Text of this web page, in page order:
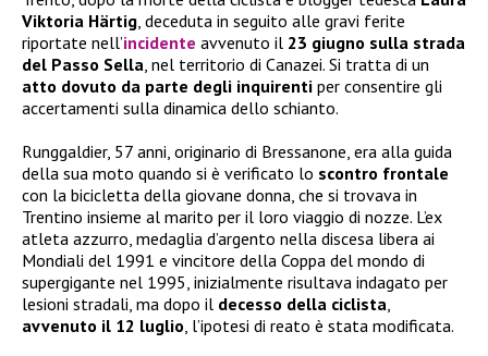
Viktoria Härtig , deceduta in seguito alle gravi ferite
riportate nell’incidente avvenuto il 23 giugno sulla strada
del Passo Sella , nel territorio di Canazei. Si tratta di un
atto dovuto da parte degli inquirenti per consentire gli
accertamenti sulla dinamica dello schianto.
Runggaldier, 57 anni, originario di Bressanone, era alla guida
della sua moto quando si è verificato lo scontro frontale
con la bicicletta della giovane donna, che si trovava in
Trentino insieme al marito per il loro viaggio di nozze. L’ex
atleta azzurro, medaglia d’argento nella discesa libera ai
Mondiali del 1991 e vincitore della Coppa del mondo di
supergigante nel 1995, inizialmente risultava indagato per
lesioni stradali, ma dopo il decesso della ciclista
avvenuto il 12 luglio , l’ipotesi di reato è stata modificata.